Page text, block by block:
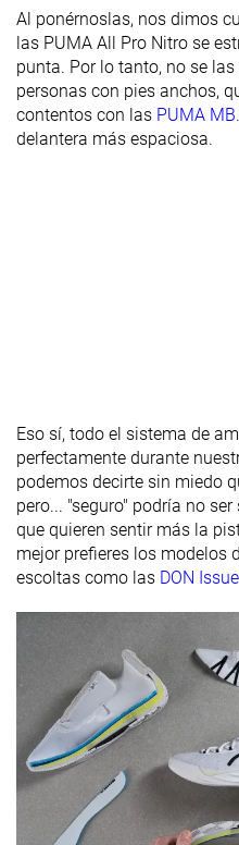
Anchura /
ajuste
Media
Anchura de la
parte
delantera
Media
Durabilidad
de la parte
delantera
Decente
Grosor de la
plantilla
Estándar
suela
Estándar
Tirador del
talón
Ninguno
Clasificación #16 Top 25%
Popularidad 41% inferior
Al ponérnoslas, nos dimos
las PUMA All Pro Nitro se
punta. Por lo tanto, no se
personas con pies anchos,
contentos con las PUMA
delantera más espaciosa.
Eso sí, todo el sistema de
perfectamente durante
podemos decirte sin miedo
pero... "seguro" podría no
que quieren sentir más la
mejor prefieres los modelos
escoltas como las DON